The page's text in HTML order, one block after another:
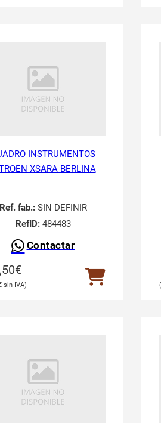
INSTRUMENTOS
XSARA BERLINA
Ref. fab.:SIN DEFINIR
RefID:484483
Contactar
€